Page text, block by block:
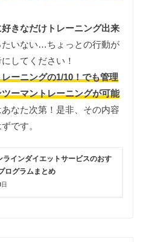
きなだけトレーニング出来
いない…ちょっとの行動が
してください！
ーニングの1/10！でも管理
ーマントレーニングが可能
なた次第！是非、その内容
です。
ラインダイエットサービスのおす
ログラムまとめ